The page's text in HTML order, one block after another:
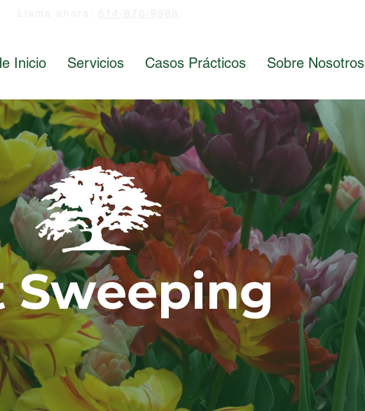
Inicio Servicios Casos Prácticos Sobre Nosotros
Sweeping